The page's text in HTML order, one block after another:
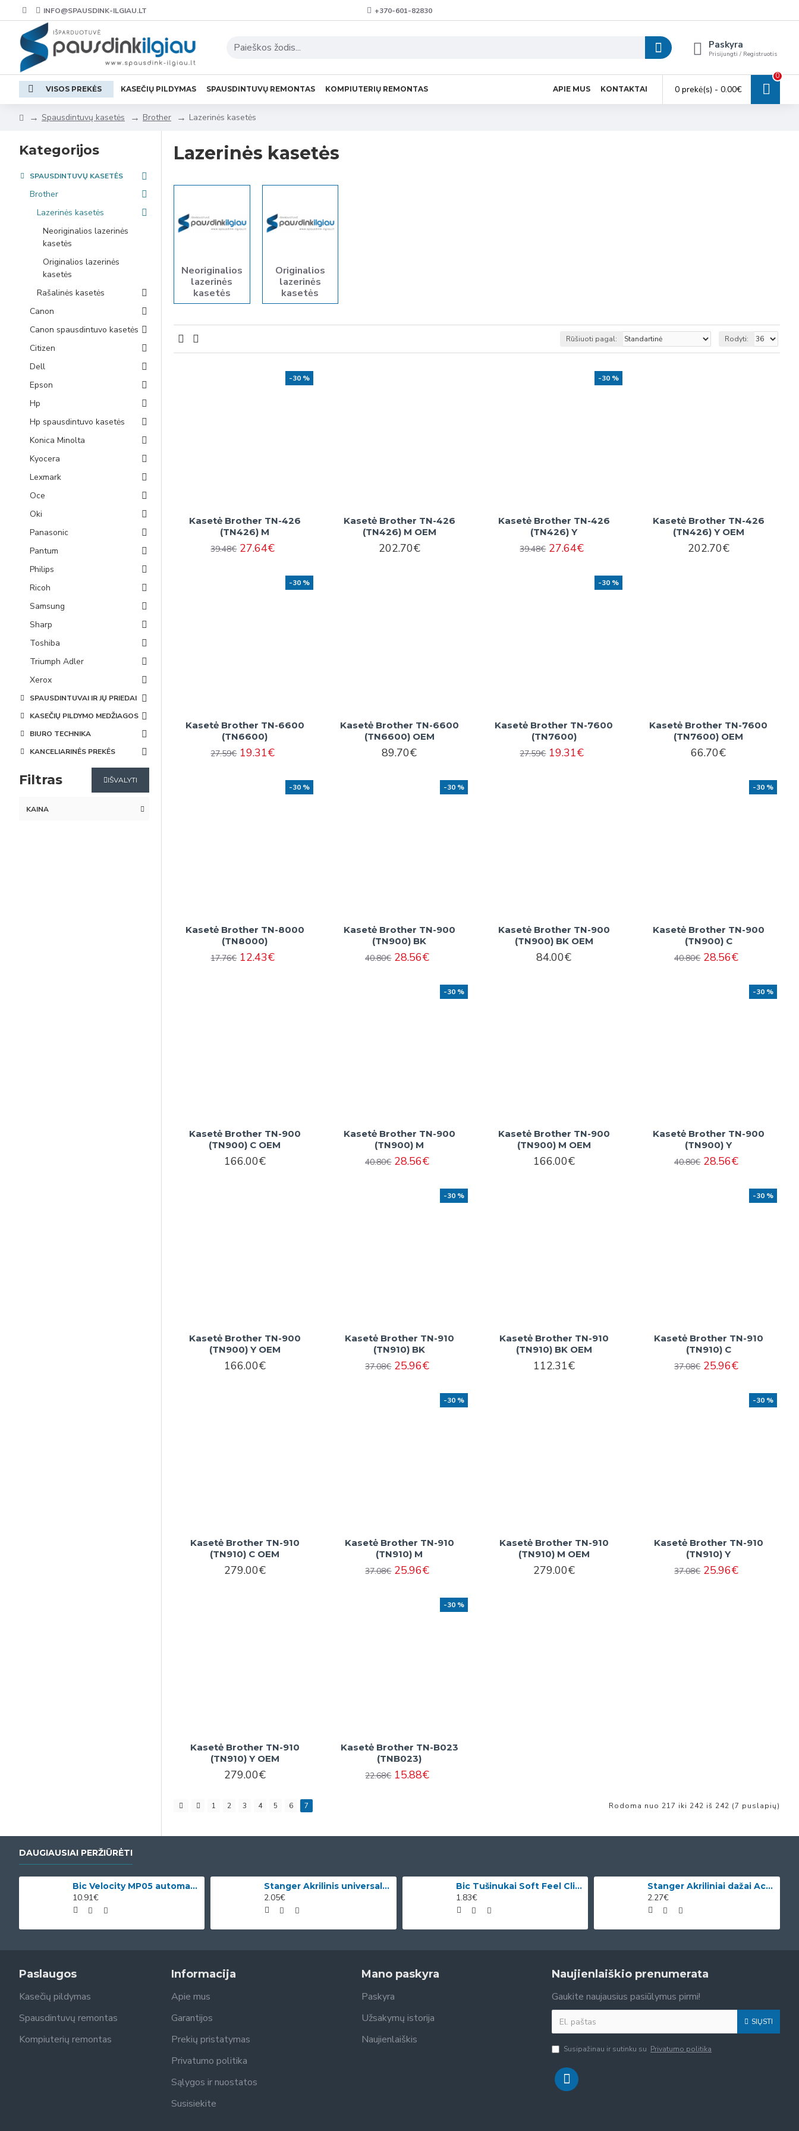
INFO@SPAUSDINK-ILGIAU.LT +370-601-82830
Paskyra
Prisijungti / Registruotis
VISOS PREKĖS KASEČIŲ PILDYMAS SPAUSDINTUVŲ REMONTAS KOMPIUTERIŲ REMONTAS APIE MUS KONTAKTAI 0 prekė(s) - 0.00€
0
Spausdintuvų kasetės Brother Lazerinės kasetės
Kategorijos
SPAUSDINTUVŲ KASETĖS
Brother
Lazerinės kasetės
Neoriginalios lazerinės
kasetės
Originalios lazerinės
kasetės
Rašalinės kasetės
Canon
Canon spausdintuvo kasetės
Citizen
Dell
Epson
Hp
Hp spausdintuvo kasetės
Konica Minolta
Kyocera
Lexmark
Oce
Oki
Panasonic
Pantum
Philips
Ricoh
Samsung
Sharp
Toshiba
Triumph Adler
Xerox
SPAUSDINTUVAI IR JŲ PRIEDAI
KASEČIŲ PILDYMO MEDŽIAGOS
BIURO TECHNIKA
KANCELIARINĖS PREKĖS
Filtras IŠVALYTI
KAINA
Lazerinės kasetės
Neoriginalios
lazerinės
kasetės
Originalios
lazerinės
kasetės
Rūšiuoti pagal: Rodyti:
-30 %
Kasetė Brother TN-426
(TN426) M
39.48€ 27.64€
Kasetė Brother TN-426
(TN426) M OEM
202.70€
-30 %
Kasetė Brother TN-426
(TN426) Y
39.48€ 27.64€
Kasetė Brother TN-426
(TN426) Y OEM
202.70€
-30 %
Kasetė Brother TN-6600
(TN6600)
27.59€ 19.31€
Kasetė Brother TN-6600
(TN6600) OEM
89.70€
-30 %
Kasetė Brother TN-7600
(TN7600)
27.59€ 19.31€
Kasetė Brother TN-7600
(TN7600) OEM
66.70€
-30 %
Kasetė Brother TN-8000
(TN8000)
17.76€ 12.43€
-30 %
Kasetė Brother TN-900
(TN900) BK
40.80€ 28.56€
Kasetė Brother TN-900
(TN900) BK OEM
84.00€
-30 %
Kasetė Brother TN-900
(TN900) C
40.80€ 28.56€
Kasetė Brother TN-900
(TN900) C OEM
166.00€
-30 %
Kasetė Brother TN-900
(TN900) M
40.80€ 28.56€
Kasetė Brother TN-900
(TN900) M OEM
166.00€
-30 %
Kasetė Brother TN-900
(TN900) Y
40.80€ 28.56€
Kasetė Brother TN-900
(TN900) Y OEM
166.00€
-30 %
Kasetė Brother TN-910
(TN910) BK
37.08€ 25.96€
Kasetė Brother TN-910
(TN910) BK OEM
112.31€
-30 %
Kasetė Brother TN-910
(TN910) C
37.08€ 25.96€
Kasetė Brother TN-910
(TN910) C OEM
279.00€
-30 %
Kasetė Brother TN-910
(TN910) M
37.08€ 25.96€
Kasetė Brother TN-910
(TN910) M OEM
279.00€
-30 %
Kasetė Brother TN-910
(TN910) Y
37.08€ 25.96€
Kasetė Brother TN-910
(TN910) Y OEM
279.00€
-30 %
Kasetė Brother TN-B023
(TNB023)
22.68€ 15.88€
1 2 3 4 5 6 7 Rodoma nuo 217 iki 242 iš 242 (7 puslapių)
DAUGIAUSIAI PERŽIŪRĖTI
Bic Velocity MP05 automatinis pieštukas su 3 x 0.5mm HB grafitais (dėžutėje 12vnt. skirtingomis korp
10.91€
Stanger Akrilinis universalus lakas, žvilgančio aukso efektas, 82 ml, 1 vnt KI12780A
2.05€
Bic Tušinukai Soft Feel Clic Fun, skirtingų spalvų, 4 vnt.
1.83€
Stanger Akriliniai dažai Acrylic Paints 75 ml, citrinos geltonumo 950101
2.27€
Paslaugos
Kasečių pildymas
Spausdintuvų remontas
Kompiuterių remontas
Informacija
Apie mus
Garantijos
Prekių pristatymas
Privatumo politika
Sąlygos ir nuostatos
Susisiekite
Mano paskyra
Paskyra
Užsakymų istorija
Naujienlaiškis
Naujienlaiškio prenumerata
Gaukite naujausius pasiūlymus pirmi!
SIŲSTI
Susipažinau ir sutinku su Privatumo politika